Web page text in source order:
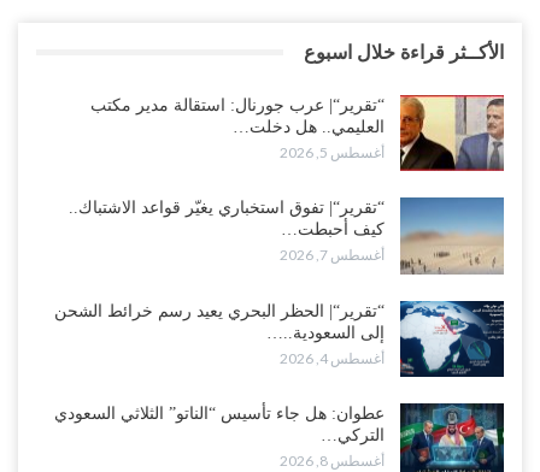
الأكــثر قراءة خلال اسبوع
“تقرير“| عرب جورنال: استقالة مدير مكتب
العليمي.. هل دخلت…
أغسطس 5, 2026
“تقرير“| تفوق استخباري يغيّر قواعد الاشتباك..
كيف أحبطت…
أغسطس 7, 2026
“تقرير“| الحظر البحري يعيد رسم خرائط الشحن
إلى السعودية..…
أغسطس 4, 2026
عطوان: هل جاء تأسيس “الناتو” الثلاثي السعودي
التركي…
أغسطس 8, 2026